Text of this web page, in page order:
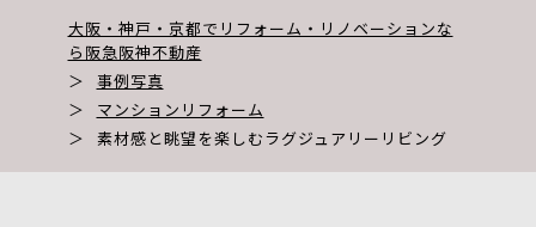
大阪・神戸・京都でリフォーム・リノベーションな
ら阪急阪神不動産
＞
事例写真
＞
マンションリフォーム
＞
素材感と眺望を楽しむラグジュアリーリビング